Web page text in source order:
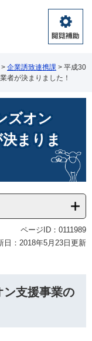
閲
覧
助
> 企業誘致連携課 > 平成30
者が決まりました！
ズオン
まりま
ページID：0111989
日：2018年5月23日更新
ン支援事業の